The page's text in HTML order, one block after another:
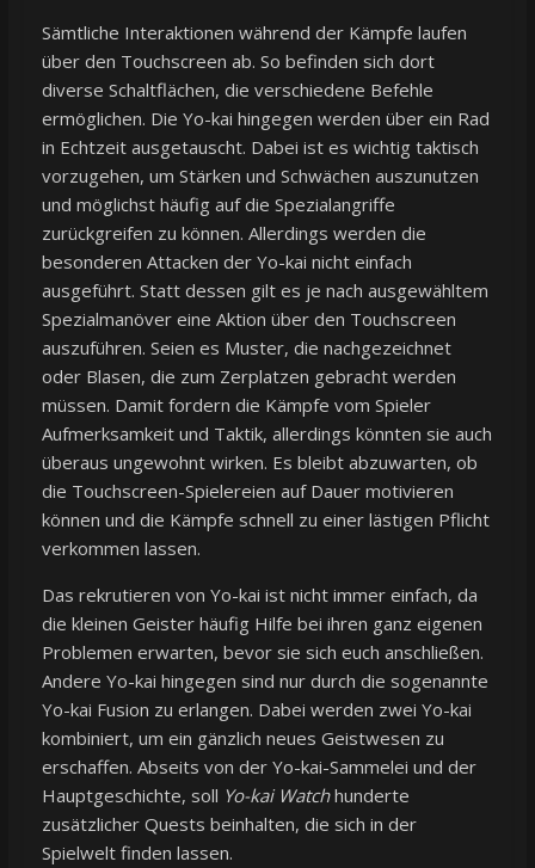
Sämtliche Interaktionen während der Kämpfe laufen
über den Touchscreen ab. So befinden sich dort
diverse Schaltflächen, die verschiedene Befehle
ermöglichen. Die Yo-kai hingegen werden über ein Rad
in Echtzeit ausgetauscht. Dabei ist es wichtig taktisch
vorzugehen, um Stärken und Schwächen auszunutzen
und möglichst häufig auf die Spezialangriffe
zurückgreifen zu können. Allerdings werden die
besonderen Attacken der Yo-kai nicht einfach
ausgeführt. Statt dessen gilt es je nach ausgewähltem
Spezialmanöver eine Aktion über den Touchscreen
auszuführen. Seien es Muster, die nachgezeichnet
oder Blasen, die zum Zerplatzen gebracht werden
müssen. Damit fordern die Kämpfe vom Spieler
Aufmerksamkeit und Taktik, allerdings könnten sie auch
überaus ungewohnt wirken. Es bleibt abzuwarten, ob
die Touchscreen-Spielereien auf Dauer motivieren
können und die Kämpfe schnell zu einer lästigen Pflicht
verkommen lassen.
Das rekrutieren von Yo-kai ist nicht immer einfach, da
die kleinen Geister häufig Hilfe bei ihren ganz eigenen
Problemen erwarten, bevor sie sich euch anschließen.
Andere Yo-kai hingegen sind nur durch die sogenannte
Yo-kai Fusion zu erlangen. Dabei werden zwei Yo-kai
kombiniert, um ein gänzlich neues Geistwesen zu
erschaffen. Abseits von der Yo-kai-Sammelei und der
Hauptgeschichte, soll Yo-kai Watchhunderte
zusätzlicher Quests beinhalten, die sich in der
Spielwelt finden lassen.